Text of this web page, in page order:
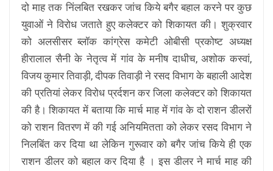
दो माह तक निंलबित रखकर जांच किये बगैर बहाल करने पर कुछ
युवाओं ने विरोध जताते हुए कलेक्टर को शिकायत की। शुक्रवार
को अलसीसर ब्लॉक कांग्रेस कमेटी ओबीसी प्रकोष्ट अध्यक्ष
हीरालाल सैनी के नेतृत्व में गांव के मनीष दाधीच, अशोक कस्वां,
विजय कुमार तिवाड़ी, दीपक तिवाड़ी ने रसद विभाग के बहाली आदेश
की प्रतियां लेकर विरोध प्रर्दशन कर जिला कलेक्टर को शिकायत
की है। शिकायत में बताया कि मार्च माह में गांव के दो राशन डीलरों
को राशन वितरण में की गई अनियमितता को लेकर रसद विभाग ने
निलबिंत कर दिया था लेकिन गुरूवार को बगैर जांच किये ही एक
राशन डीलर को बहाल कर दिया है । इस डीलर ने मार्च माह की